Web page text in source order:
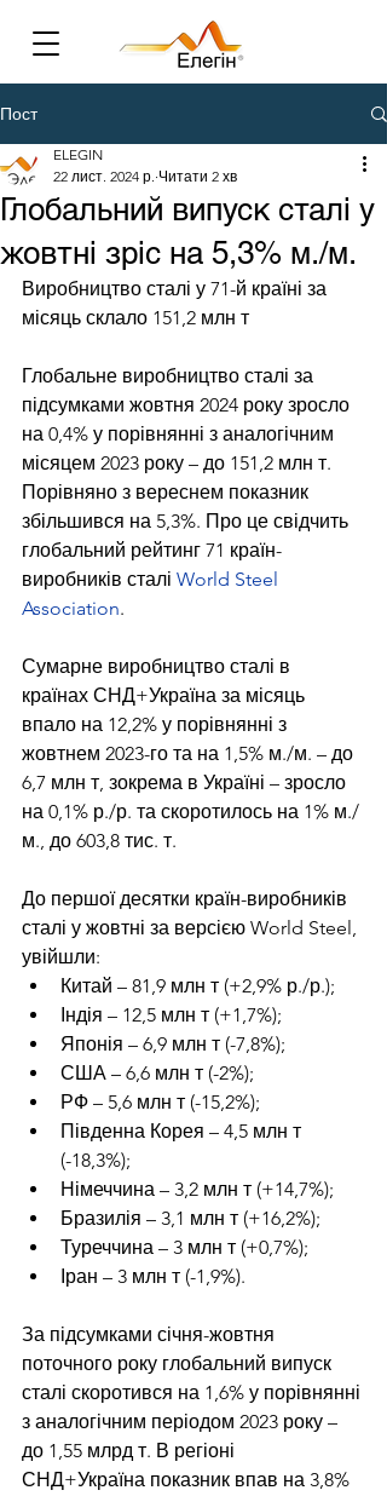
Пост
Глобальний випуск сталі у
жовтні зріс на 5,3% м./м.
ELEGIN
22 лист. 2024 р. Читати 2 хв
Виробництво сталі у 71-й країні за
місяць склало 151,2 млн т
Глобальне виробництво сталі за
підсумками жовтня 2024 року зросло
на 0,4% у порівнянні з аналогічним
місяцем 2023 року – до 151,2 млн т.
Порівняно з вереснем показник
збільшився на 5,3%. Про це свідчить
глобальний рейтинг 71 країн-
виробників сталі World Steel
Association.
Сумарне виробництво сталі в
країнах СНД+Україна за місяць
впало на 12,2% у порівнянні з
жовтнем 2023-го та на 1,5% м./м. – до
6,7 млн т, зокрема в Україні – зросло
на 0,1% р./р. та скоротилось на 1% м./
м., до 603,8 тис. т.
До першої десятки країн-виробників
сталі у жовтні за версією World Steel,
увійшли:
Китай – 81,9 млн т (+2,9% р./р.);
Індія – 12,5 млн т (+1,7%);
Японія – 6,9 млн т (-7,8%);
США – 6,6 млн т (-2%);
РФ – 5,6 млн т (-15,2%);
Південна Корея – 4,5 млн т
(-18,3%);
Німеччина – 3,2 млн т (+14,7%);
Бразилія – 3,1 млн т (+16,2%);
Туреччина – 3 млн т (+0,7%);
Іран – 3 млн т (-1,9%).
За підсумками січня-жовтня
поточного року глобальний випуск
сталі скоротився на 1,6% у порівнянні
з аналогічним періодом 2023 року –
до 1,55 млрд т. В регіоні
СНД+Україна показник впав на 3,8%